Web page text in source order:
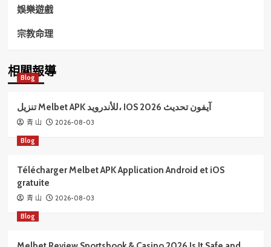
娛樂遊戲
宗教命理
相關報導
Blog
تنزيل Melbet APK للأندرويد، IOS آيفون تحديث 2026
青 山 2026-08-03
Blog
Télécharger Melbet APK Application Android et iOS
gratuite
青 山 2026-08-03
Blog